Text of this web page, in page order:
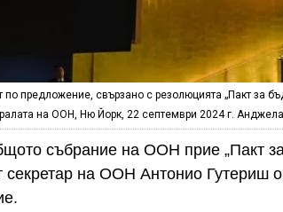
по предложение, свързано с резолюцията „Пакт за
на ООН, Ню Йорк, 22 септември 2024 г.
събрание на ООН прие „Пакт
секретар на ООН Антонио Гутериш